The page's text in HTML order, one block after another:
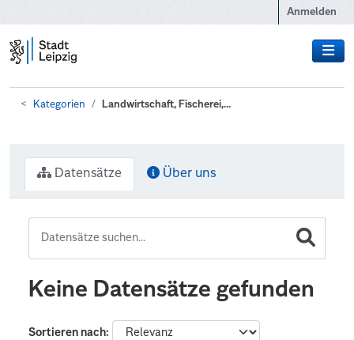
Anmelden
Kategorien Landwirtschaft, Fischerei,...
Datensätze Über uns
Keine Datensätze gefunden
Sortieren nach